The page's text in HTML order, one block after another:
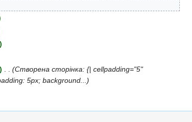
. . (Створена сторінка: {| cellpadding="5"
5px; background...)